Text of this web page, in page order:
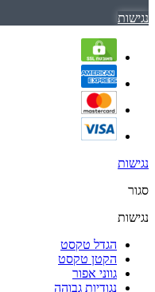
נגישות
נגישות
סגור
נגישות
הגדל טקסט
הקטן טקסט
גווני אפור
נגודיות גבוהה